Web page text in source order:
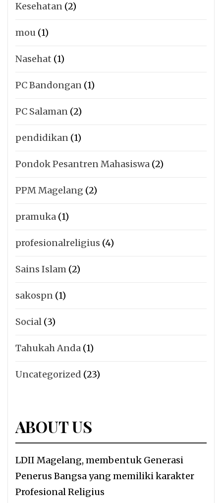
Kesehatan (2)
mou (1)
Nasehat (1)
PC Bandongan (1)
PC Salaman (2)
pendidikan (1)
Pondok Pesantren Mahasiswa (2)
PPM Magelang (2)
pramuka (1)
profesionalreligius (4)
Sains Islam (2)
sakospn (1)
Social (3)
Tahukah Anda (1)
Uncategorized (23)
ABOUT US
LDII Magelang, membentuk Generasi
Penerus Bangsa yang memiliki karakter
Profesional Religius